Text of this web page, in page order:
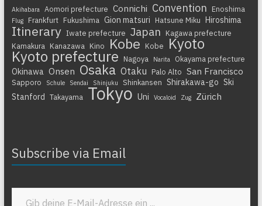
Akihabara Aomori prefecture Connichi Convention Enoshima
Flug Frankfurt Fukushima Gion matsuri Hatsune Miku Hiroshima
Itinerary Iwate prefecture Japan
Kagawa prefecture
Kamakura
Kanazawa Kino Kobe Kobe Kyoto
Kyoto prefecture Nagoya Narita Okayama prefecture
Okinawa Onsen Osaka Otaku Palo Alto San Francisco
Sapporo Schule Sendai Shinjuku Shinkansen Shirakawa-go Ski
Stanford Takayama Tokyo Uni Vocaloid Zug Zürich
Subscribe via Email
Gib deine E-Mail-Adresse ein ...